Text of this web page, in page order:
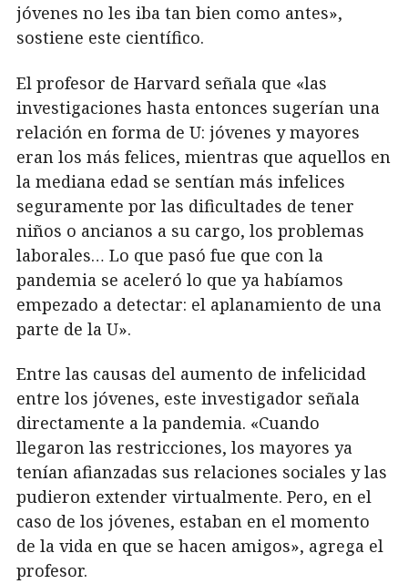
jóvenes no les iba tan bien como antes»,
sostiene este científico.
El profesor de Harvard señala que «las
investigaciones hasta entonces sugerían una
relación en forma de U: jóvenes y mayores
eran los más felices, mientras que aquellos en
la mediana edad se sentían más infelices
seguramente por las dificultades de tener
niños o ancianos a su cargo, los problemas
laborales… Lo que pasó fue que con la
pandemia se aceleró lo que ya habíamos
empezado a detectar: el aplanamiento de una
parte de la U».
Entre las causas del aumento de infelicidad
entre los jóvenes, este investigador señala
directamente a la pandemia. «Cuando
llegaron las restricciones, los mayores ya
tenían afianzadas sus relaciones sociales y las
pudieron extender virtualmente. Pero, en el
caso de los jóvenes, estaban en el momento
de la vida en que se hacen amigos», agrega el
profesor.